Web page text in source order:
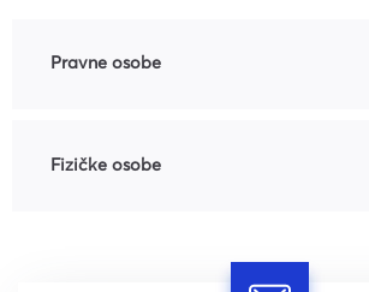
Pravne osobe
Fizičke osobe